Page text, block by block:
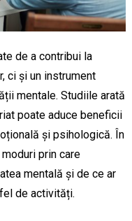
de a contribui la
ci și un instrument
mentale. Studiile arată
poate aduce beneficii
și psihologică. În
prin care
mentală și de ce ar
de activități.